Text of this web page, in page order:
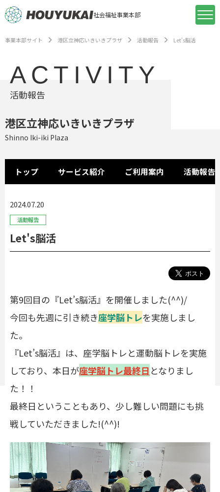
社会福祉事業本部
事業本部サイト 港区立神応いきいきプラザ 活動報告 Let's脳活
ACTIVITY
活動報告
港区立神応いきいきプラザ
Shinno Iki-iki Plaza
トップ サービス紹介 ご利用案内 活動報告
2024.07.20
活動報告
Let's脳活
第9回目の『Let’s脳活』を開催しました(^^)/
今回も先週に引き続き座学脳トレを実施しまし
た。
『Let’s脳活』は、座学脳トレと運動脳トレを実施
しており、本日が座学脳トレ最終日となりまし
た！！
最終日ということもあり、少し難しい問題にも挑
戦していただきました!(^^)!